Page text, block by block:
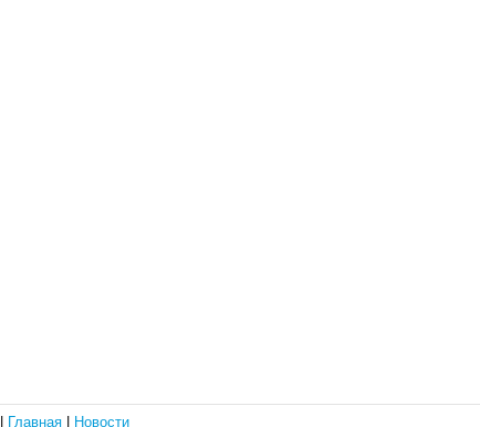
Главная Новости